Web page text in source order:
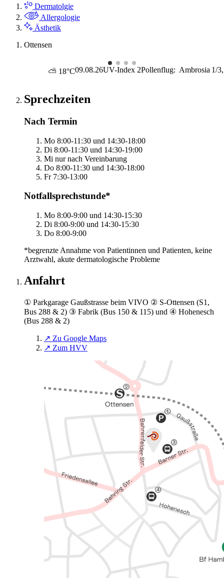
Dermatolgie
Allergologie
Ästhetik
Ottensen
UV-Index 2Pollenflug: Ambrosia 1/3
⛅ 18°C09.08.26
Sprechzeiten
Nach Termin
Mo 8:00-11:30 und 14:30-18:00
Di 8:00-11:30 und 14:30-19:00
Mi nur nach Vereinbarung
Do 8:00-11:30 und 14:30-18:00
Fr 7:30-13:00
Notfallsprechstunde*
Mo 8:00-9:00 und 14:30-15:30
Di 8:00-9:00 und 14:30-15:30
Do 8:00-9:00
*begrenzte Annahme von Patientinnen und Patienten, keine
Arztwahl, akute dermatologische Probleme
Anfahrt
① Parkgarage Gaußstrasse beim VIVO ② S-Ottensen (S1,
Bus 288 & 2) ③ Fabrik (Bus 150 & 115) und ④ Hohenesch
(Bus 288 & 2)
↗ Zu Google Maps
↗ Zum HVV